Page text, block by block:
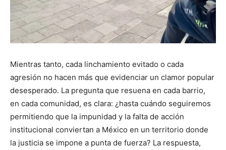
Mientras tanto, cada linchamiento evitado o cada
agresión no hacen más que evidenciar un clamor popular
desesperado. La pregunta que resuena en cada barrio,
en cada comunidad, es clara: ¿hasta cuándo seguiremos
permitiendo que la impunidad y la falta de acción
institucional conviertan a México en un territorio donde
la justicia se impone a punta de fuerza? La respuesta,